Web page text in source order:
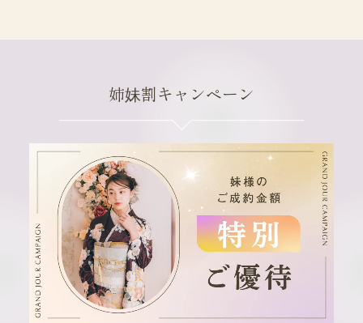
姉妹割キャンペーン